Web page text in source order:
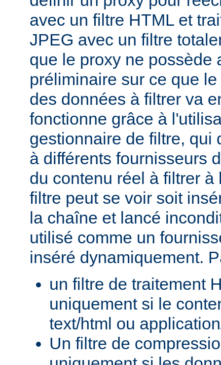
avec un filtre HTML et
JPEG avec un filtre
que le proxy ne possède
préliminaire sur ce que
des données à filtrer va
fonctionne grâce à
gestionnaire de filtre, qui
à différents fournisseurs
du contenu réel à filtrer à
filtre peut se voir soit
la chaîne et lancé
utilisé comme un
inséré dynamiquement.
un filtre de traitement
uniquement si le
text/html ou
Un filtre de